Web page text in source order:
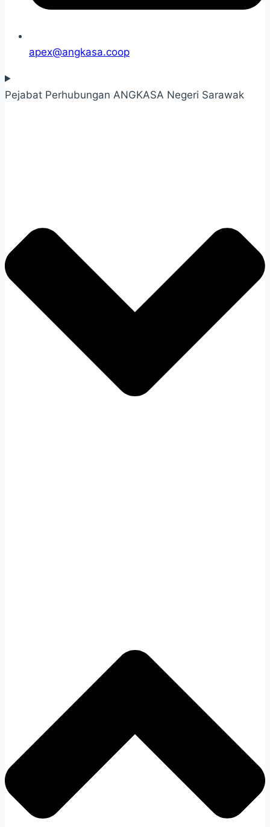
apex@angkasa.coop
Pejabat Perhubungan ANGKASA Negeri Sarawak